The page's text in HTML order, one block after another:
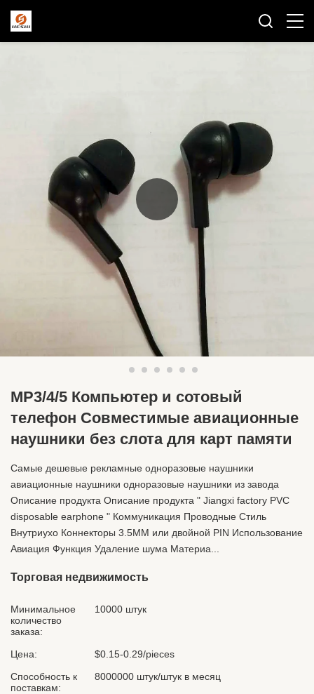
MP3/4/5 Компьютер и сотовый
телефон Совместимые авиационные
наушники без слота для карт памяти
Самые дешевые рекламные одноразовые наушники
авиационные наушники одноразовые наушники из завода
Описание продукта Описание продукта " Jiangxi factory PVC
disposable earphone " Коммуникация Проводные Стиль
Внутриухо Коннекторы 3.5MM или двойной PIN Использование
Авиация Функция Удаление шума Материа...
Торговая недвижимость
Минимальное
количество
заказа:
10000 штук
Цена:
$0.15-0.29/pieces
Способность к
поставкам:
8000000 штук/штук в месяц